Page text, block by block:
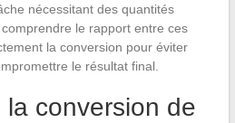
nécessitant des quantités
le rapport entre ces
la conversion pour éviter
le résultat final.
conversion de